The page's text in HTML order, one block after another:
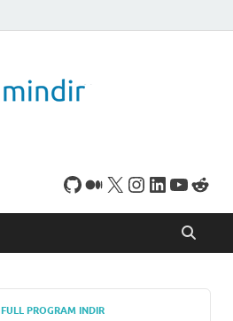
indirebileceğiniz sade
bir indirme sitesidir.
FULL PROGRAM INDIR